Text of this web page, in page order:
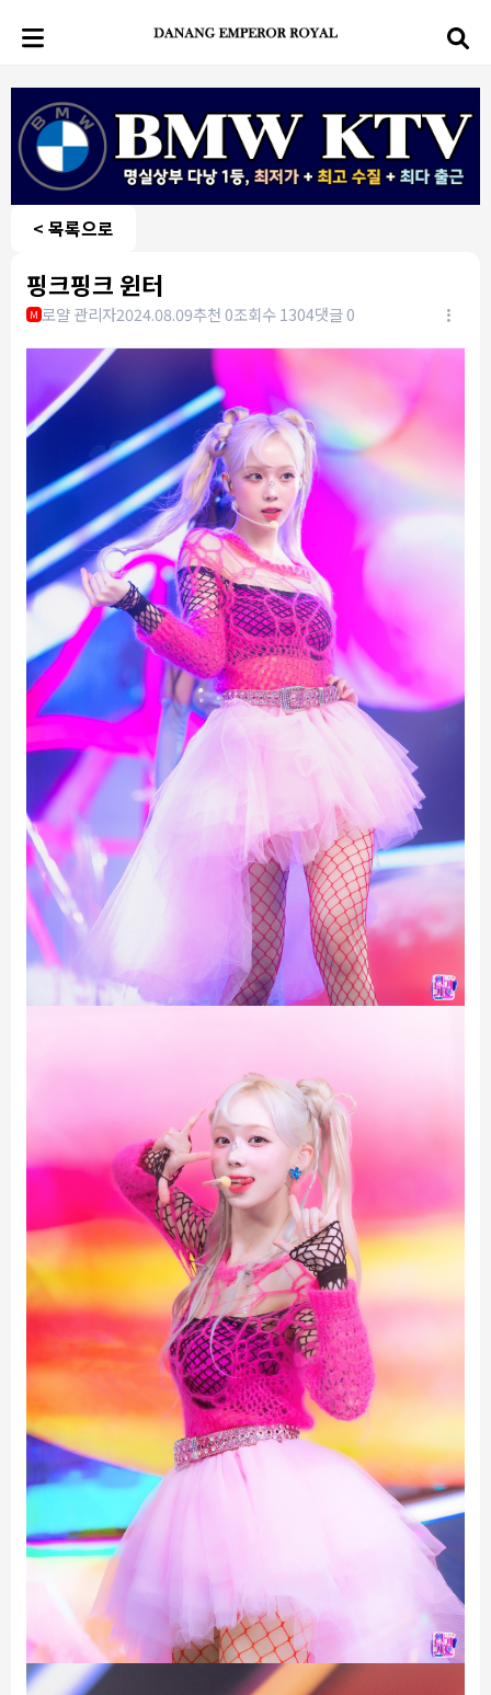
< 목록으로
핑크핑크 윈터
M 로얄 관리자2024.08.09추천 0조회수 1304댓글 0